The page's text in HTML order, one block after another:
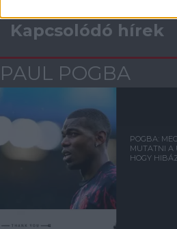
Kapcsolódó hírek
PAUL POGBA
POGBA:
MUTATNI A
HOGY